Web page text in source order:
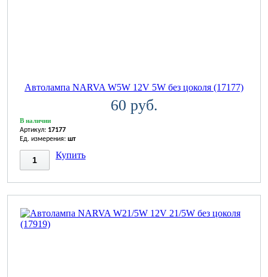
Автолампа NARVA W5W 12V 5W без цоколя (17177)
60 руб.
В наличии
Артикул: 17177
Ед. измерения: шт
Купить